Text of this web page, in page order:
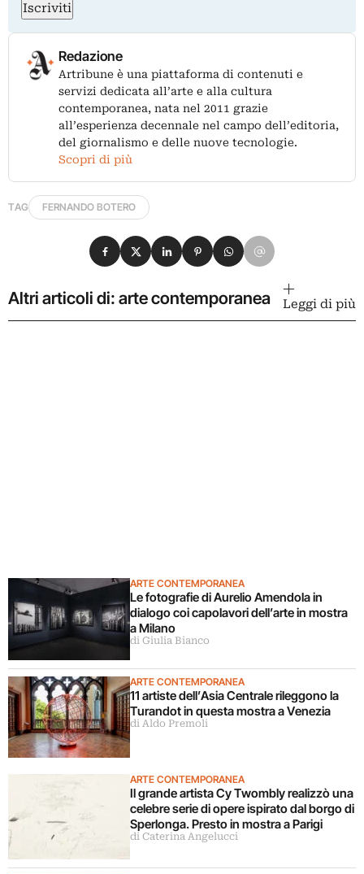
Iscriviti
Redazione
Artribune è una piattaforma di contenuti e
servizi dedicata all’arte e alla cultura
contemporanea, nata nel 2011 grazie
all’esperienza decennale nel campo dell’editoria,
del giornalismo e delle nuove tecnologie.
Scopri di più
TAG FERNANDO BOTERO
Condividi su Facebook
Condividi su X
Condividi su LinkedIn
Condividi su Pinterest
Condividi su WhatsApp
Condividi su Email
Altri articoli di: arte contemporanea Leggi di più
ARTE CONTEMPORANEA
Le fotografie di Aurelio Amendola in
dialogo coi capolavori dell’arte in mostra
a Milano
di Giulia Bianco
ARTE CONTEMPORANEA
11 artiste dell’Asia Centrale rileggono la
Turandot in questa mostra a Venezia
di Aldo Premoli
ARTE CONTEMPORANEA
Il grande artista Cy Twombly realizzò una
celebre serie di opere ispirato dal borgo di
Sperlonga. Presto in mostra a Parigi
di Caterina Angelucci